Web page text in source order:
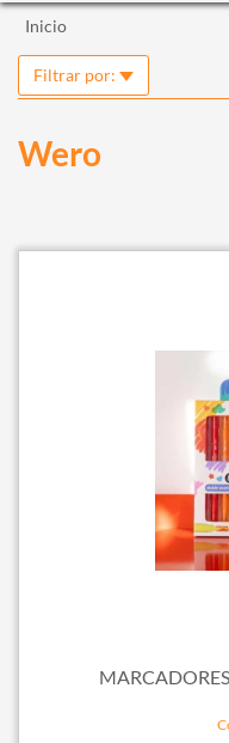
Inicio
Filtrar por:
Wero